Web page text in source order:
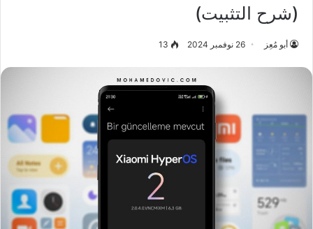
(شرح التثبيت)
أبو مُعِز 26 نوفمبر 2024 13